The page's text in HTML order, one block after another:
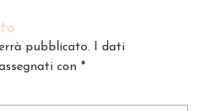
pubblicato. I dati
con *